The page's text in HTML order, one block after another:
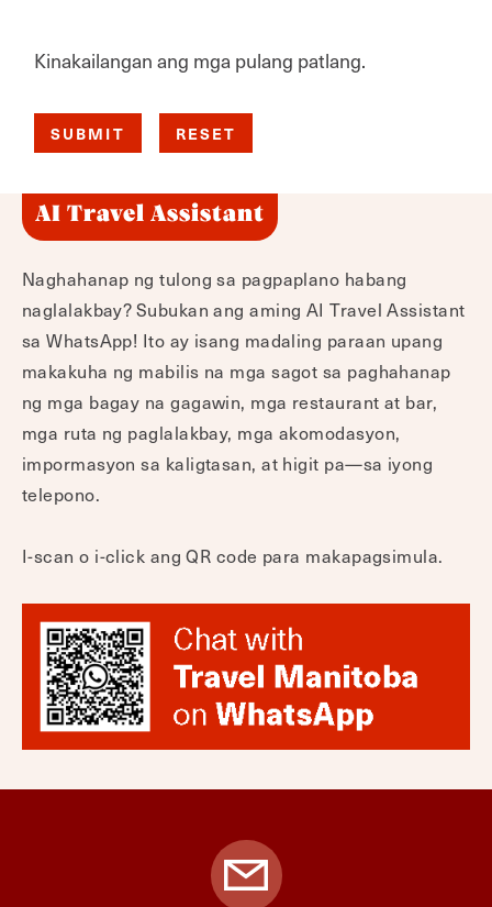
Kinakailangan ang mga pulang patlang.
AI Travel Assistant
Naghahanap ng tulong sa pagpaplano habang
naglalakbay? Subukan ang aming AI Travel Assistant
sa WhatsApp! Ito ay isang madaling paraan upang
makakuha ng mabilis na mga sagot sa paghahanap
ng mga bagay na gagawin, mga restaurant at bar,
mga ruta ng paglalakbay, mga akomodasyon,
impormasyon sa kaligtasan, at higit pa—sa iyong
telepono.
I-scan o i-click ang QR code para makapagsimula.